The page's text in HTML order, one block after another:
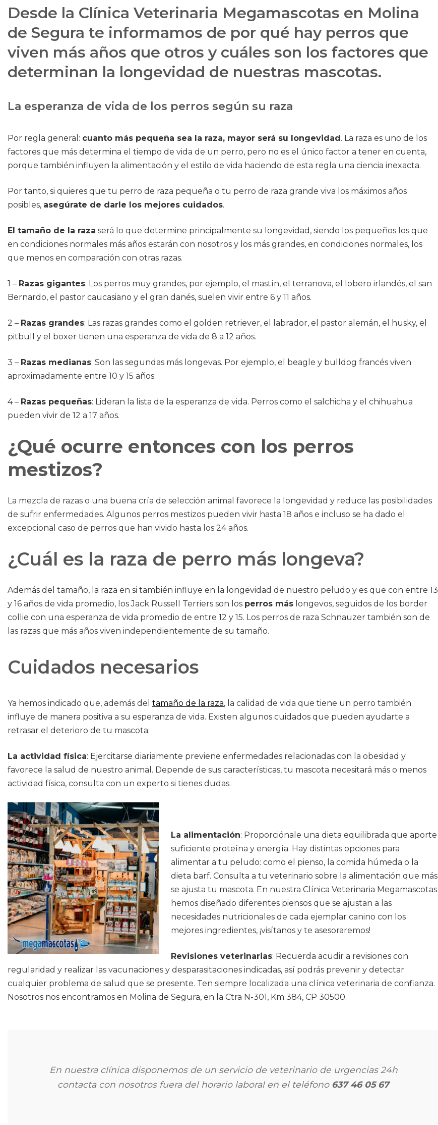
Desde la Clínica Veterinaria Megamascotas en Molina
de Segura te informamos de por qué hay perros que
viven más años que otros y cuáles son los factores que
determinan la longevidad de nuestras mascotas.
La esperanza de vida de los perros según su raza
Por regla general: cuanto más pequeña sea la raza, mayor será su longevidad . La raza es uno de los
factores que más determina el tiempo de vida de un perro, pero no es el único factor a tener en cuenta,
porque también influyen la alimentación y el estilo de vida haciendo de esta regla una ciencia inexacta.
Por tanto, si quieres que tu perro de raza pequeña o tu perro de raza grande viva los máximos años
posibles, asegúrate de darle los mejores cuidados.
El tamaño de la raza será lo que determine principalmente su longevidad, siendo los pequeños los que
en condiciones normales más años estarán con nosotros y los más grandes, en condiciones normales, los
que menos en comparación con otras razas.
1 – Razas gigantes: Los perros muy grandes, por ejemplo, el mastín, el terranova, el lobero irlandés, el san
Bernardo, el pastor caucasiano y el gran danés, suelen vivir entre 6 y 11 años.
2 – Razas grandes: Las razas grandes como el golden retriever, el labrador, el pastor alemán, el husky, el
pitbull y el boxer tienen una esperanza de vida de 8 a 12 años.
3 – Razas medianas: Son las segundas más longevas. Por ejemplo, el beagle y bulldog francés viven
aproximadamente entre 10 y 15 años.
4 – Razas pequeñas: Lideran la lista de la esperanza de vida. Perros como el salchicha y el chihuahua
pueden vivir de 12 a 17 años.
¿Qué ocurre entonces con los perros
mestizos?
La mezcla de razas o una buena cría de selección animal favorece la longevidad y reduce las posibilidades
de sufrir enfermedades. Algunos perros mestizos pueden vivir hasta 18 años e incluso se ha dado el
excepcional caso de perros que han vivido hasta los 24 años.
¿Cuál es la raza de perro más longeva?
Además del tamaño, la raza en si también influye en la longevidad de nuestro peludo y es que con entre 13
y 16 años de vida promedio, los Jack Russell Terriers son los perros más longevos, seguidos de los border
collie con una esperanza de vida promedio de entre 12 y 15. Los perros de raza Schnauzer también son de
las razas que más años viven independientemente de su tamaño.
Cuidados necesarios
Ya hemos indicado que, además del tamaño de la raza, la calidad de vida que tiene un perro también
influye de manera positiva a su esperanza de vida. Existen algunos cuidados que pueden ayudarte a
retrasar el deterioro de tu mascota:
La actividad física: Ejercitarse diariamente previene enfermedades relacionadas con la obesidad y
favorece la salud de nuestro animal. Depende de sus características, tu mascota necesitará más o menos
actividad física, consulta con un experto si tienes dudas.
La alimentación: Proporciónale una dieta equilibrada que aporte
suficiente proteína y energía. Hay distintas opciones para
alimentar a tu peludo: como el pienso, la comida húmeda o la
dieta barf. Consulta a tu veterinario sobre la alimentación que más
se ajusta tu mascota. En nuestra Clínica Veterinaria Megamascotas
hemos diseñado diferentes piensos que se ajustan a las
necesidades nutricionales de cada ejemplar canino con los
mejores ingredientes, ¡visítanos y te asesoraremos!
Revisiones veterinarias: Recuerda acudir a revisiones con
regularidad y realizar las vacunaciones y desparasitaciones indicadas, así podrás prevenir y detectar
cualquier problema de salud que se presente. Ten siempre localizada una clínica veterinaria de confianza.
Nosotros nos encontramos en Molina de Segura, en la Ctra N-301, Km 384, CP 30500.
En nuestra clínica disponemos de un servicio de veterinario de urgencias 24h
contacta con nosotros fuera del horario laboral en el teléfono 637 46 05 67